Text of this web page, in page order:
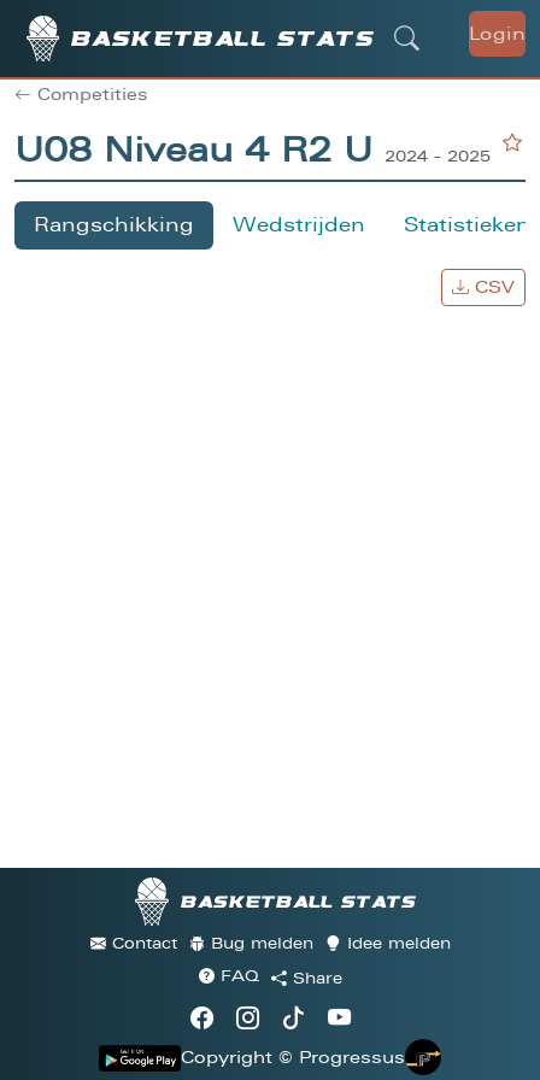
Basketball stats Login
Competities
U08 Niveau 4 R2 U 2024 - 2025
Rangschikking Wedstrijden Statistieken
CSV
Basketball stats
Contact Bug melden
Idee melden
FAQ
Share
Copyright © Progressus